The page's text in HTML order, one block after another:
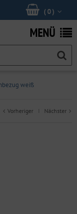
(0 )
MENÜ
weiß
Vorheriger | Nächster